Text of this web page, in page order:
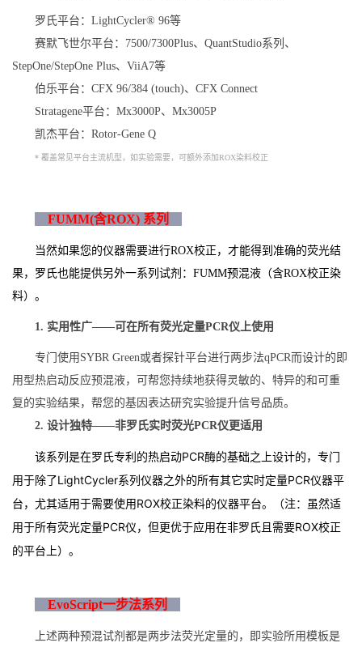
罗氏平台：LightCycler® 96等
赛默飞世尔平台：7500/7300Plus、QuantStudio系列、
StepOne/StepOne Plus、ViiA7等
伯乐平台：CFX 96/384 (touch)、CFX Connect
Stratagene平台：Mx3000P、Mx3005P
凯杰平台：Rotor-Gene Q
* 覆盖常见平台主流机型，如实验需要，可额外添加ROX染料校正
FUMM(含ROX) 系列
当然如果您的仪器需要进行ROX校正，才能得到准确的荧光结
果，罗氏也能提供另外一系列试剂：FUMM预混液（含ROX校正染
料）。
1. 实用性广——可在所有荧光定量PCR仪上使用
专门使用SYBR Green或者探针平台进行两步法qPCR而设计的即
用型热启动反应预混液，可帮您持续地获得灵敏的、特异的和可重
复的实验结果，帮您的基因表达研究实验提升信号品质。
2. 设计独特——非罗氏实时荧光PCR仪更适用
该系列是在罗氏专利的热启动PCR酶的基础之上设计的，专门
用于除了LightCycler系列仪器之外的所有其它实时定量PCR仪器平
台，尤其适用于需要使用ROX校正染料的仪器平台。（注：虽然适
用于所有荧光定量PCR仪，但更优于应用在非罗氏且需要ROX校正
的平台上）。
EvoScript一步法系列
上述两种预混试剂都是两步法荧光定量的，即实验所用模板是